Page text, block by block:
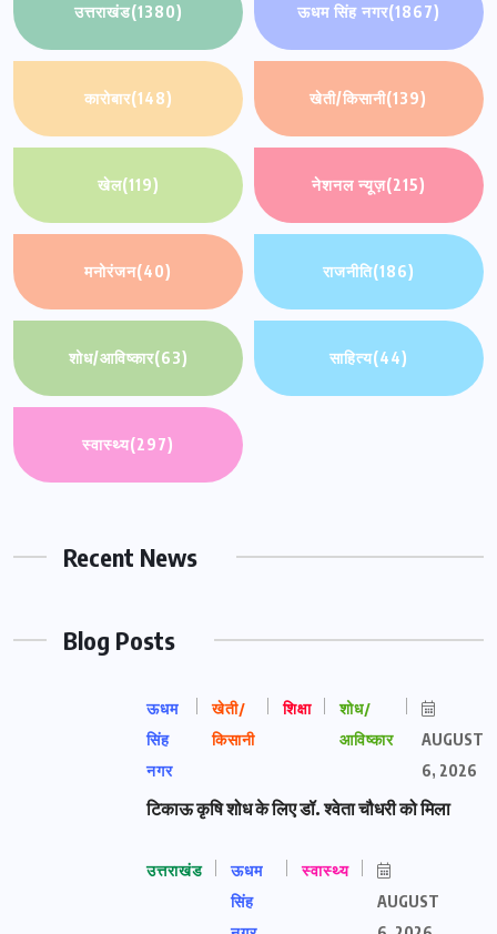
उत्तराखंड(1380) ऊधम सिंह नगर(1867)
कारोबार(148) खेती/किसानी(139)
खेल(119) नेशनल न्यूज़(215)
मनोरंजन(40) राजनीति(186)
शोध/आविष्कार(63) साहित्य(44)
स्वास्थ्य(297)
Recent News
Blog Posts
ऊधम
सिंह
नगर
खेती/
किसानी
शिक्षा
शोध/
आविष्कार
AUGUST
6, 2026
टिकाऊ कृषि शोध के लिए डॉ. श्वेता चौधरी को मिला
उत्तराखंड
ऊधम
सिंह
स्वास्थ्य
AUGUST